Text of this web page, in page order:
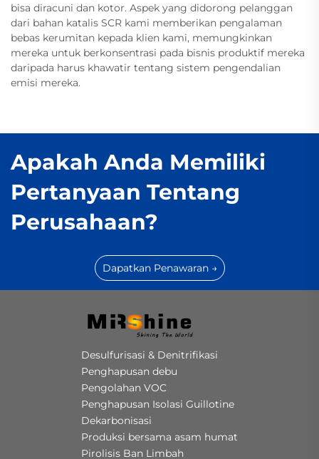
bisa diracuni dan kotor. Aspek yang didorong pelanggan
dari bahan katalis SCR kami memberikan pengalaman
bebas kerumitan kepada klien kami, memungkinkan
mereka untuk berkonsentrasi pada bisnis produktif mereka
daripada harus khawatir tentang sistem pengendalian
emisi mereka.
Apakah Anda Memiliki
Pertanyaan Tentang
Perusahaan?
Dapatkan Penawaran →
Desulfurisasi & Denitrifikasi
Penghapusan debu
Pengolahan VOC
Penghapusan Isolasi Guillotine
Dekarbonisasi
Produksi bersama asam humat
Pirolisis Ban Limbah